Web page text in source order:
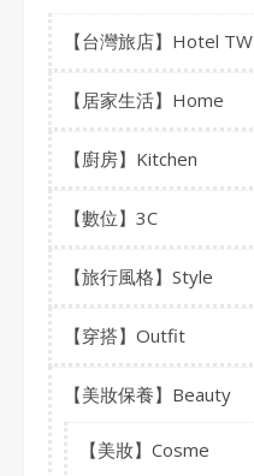
【台灣旅店】Hotel TW
【居家生活】Home
【廚房】Kitchen
【數位】3C
【旅行風格】Style
【穿搭】Outfit
【美妝保養】Beauty
【美妝】Cosme